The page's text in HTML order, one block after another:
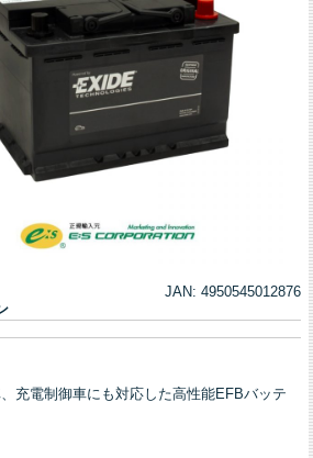
JAN: 4950545012876
充電制御車にも対応した高性能EFBバッテ